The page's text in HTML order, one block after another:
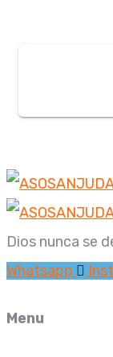
Dios nunca se
Whatsapp
Menu